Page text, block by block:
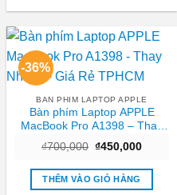
-36%
BAN PHIM LAPTOP APPLE
Bàn phím Laptop APPLE
MacBook Pro A1398 – Thay
Nhanh – Giá Rẻ TPHCM
₫700,000 Giá
là:
₫700,000.
₫450,000Giá
tại
THÊM VÀO GIỎ HÀNG